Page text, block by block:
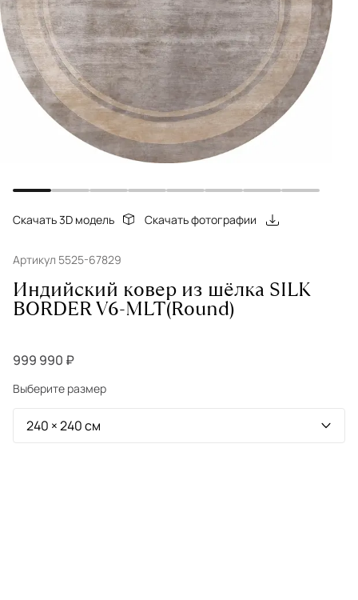
Скачать 3D модель Скачать фотографии
Артикул 5525-67829
Индийский ковер из шёлка SILK
BORDER V6-MLT(Round)
999 990 ₽
Выберите размер